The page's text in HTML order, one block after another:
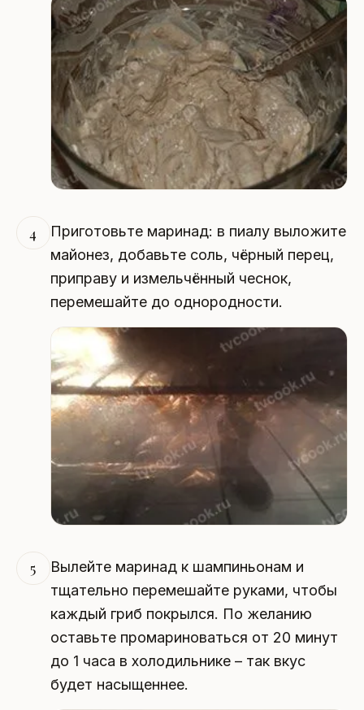
4
Приготовьте маринад: в пиалу выложите
майонез, добавьте соль, чёрный перец,
приправу и измельчённый чеснок,
перемешайте до однородности.
5
Вылейте маринад к шампиньонам и
тщательно перемешайте руками, чтобы
каждый гриб покрылся. По желанию
оставьте промариноваться от 20 минут
до 1 часа в холодильнике – так вкус
будет насыщеннее.